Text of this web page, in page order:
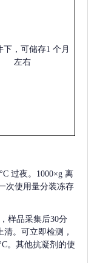
，可储存1 个月
左右
过夜。1000×g 离
次使用量分装冻存
样品采集后30分
清。可立即检测，
。其他抗凝剂的使